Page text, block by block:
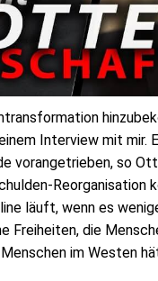
Interview mit mir.
vorangetrieben, so
läuft, wenn es
Freiheiten, die
im Westen